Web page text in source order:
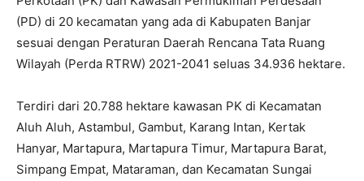
(PD) di 20 kecamatan yang ada di Kabupaten Banjar
sesuai dengan Peraturan Daerah Rencana Tata Ruang
Wilayah (Perda RTRW) 2021-2041 seluas 34.936 hektare.
Terdiri dari 20.788 hektare kawasan PK di Kecamatan
Aluh Aluh, Astambul, Gambut, Karang Intan, Kertak
Hanyar, Martapura, Martapura Timur, Martapura Barat,
Simpang Empat, Mataraman, dan Kecamatan Sungai